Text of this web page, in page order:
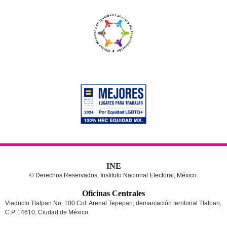
INE
© Derechos Reservados, Instituto Nacional Electoral, México.
Oficinas Centrales
Viaducto Tlalpan No. 100 Col. Arenal Tepepan, demarcación territorial Tlalpan,
C.P. 14610, Ciudad de México.